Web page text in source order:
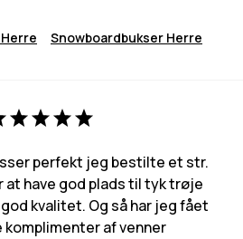
Snowboardbukser Herre
perfekt jeg bestilte et str.
have god plads til tyk trøje
kvalitet. Og så har jeg fået
komplimenter af venner